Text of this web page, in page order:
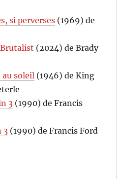
si perverses (1969) de
(2024) de Brady
au soleil (1946) de King
3 (1990) de Francis
3 (1990) de Francis Ford